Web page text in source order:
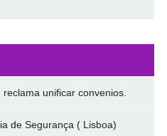
unificar convenios.
de Segurança ( Lisboa)